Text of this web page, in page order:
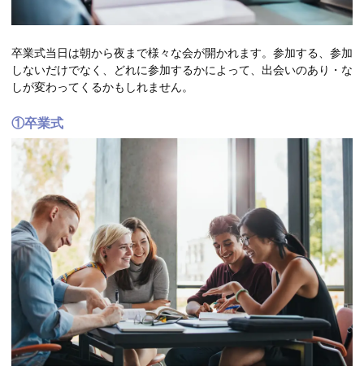
卒業式当日は朝から夜まで様々な会が開かれます。参加する、参加
しないだけでなく、どれに参加するかによって、出会いのあり・な
しが変わってくるかもしれません。
①卒業式